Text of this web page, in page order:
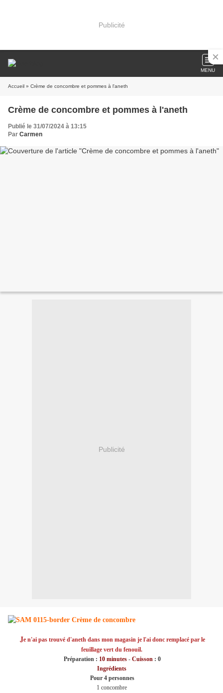
Publicité
MENU
Accueil » Crème de concombre et pommes à l'aneth
Crème de concombre et pommes à l'aneth
Publié le 31/07/2024 à 13:15
Par Carmen
Publicité
Je n'ai pas trouvé d'aneth dans mon magasin je l'ai donc remplacé par le
feuillage vert du fenouil.
Préparation : 10 minutes - Cuisson : 0
Ingrédients
Pour 4 personnes
1 concombre